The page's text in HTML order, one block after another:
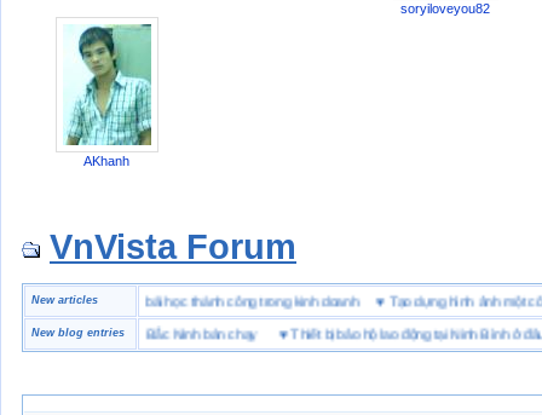
soryiloveyou82
AKhanh
VnVista Forum
New articles
biệt” của Microsoft ♥4 bài học thành công trong kinh doanh♥Tạo dựng hình ảnh
New blog entries
hiệu giày bảo hộ tại Bắc Ninh bán chạy♥ Thiết bị bảo hộ lao động tại Ninh Bình ở đâu